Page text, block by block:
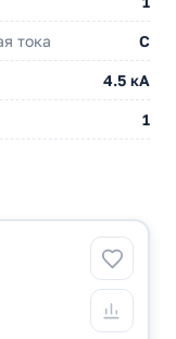
тока C
4.5 кА
1